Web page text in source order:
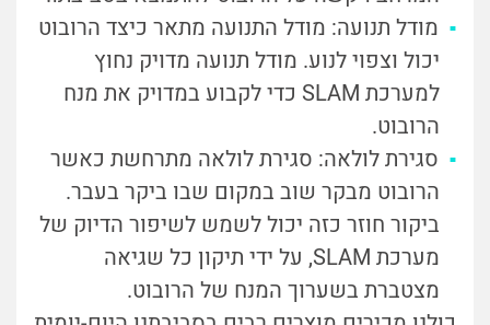
מודל תנועה: מודל התנועה מתאר כיצד הרובוט
יכול וצפוי לנוע. מודל תנועה מדויק נחוץ
למערכת SLAM כדי לקבוע במדויק את מנח
הרובוט.
סגירת לולאה: סגירת לולאה מתרחשת כאשר
הרובוט מבקר שוב במקום שבו ביקר בעבר.
ביקור חוזר כזה יכול לשמש לשיפור הדיוק של
מערכת SLAM, על ידי תיקון כל שגיאה
מצטברת בשערוך המנח של הרובוט.